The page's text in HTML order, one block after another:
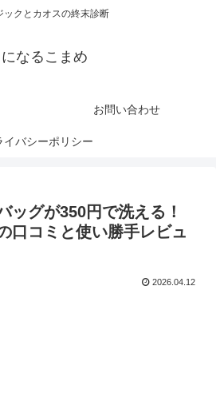
ックとカオスの終末診断
になるこまめ
お問い合わせ
イバシーポリシー
ッグが350円で洗える！
口コミと使い勝手レビュ
2026.04.12